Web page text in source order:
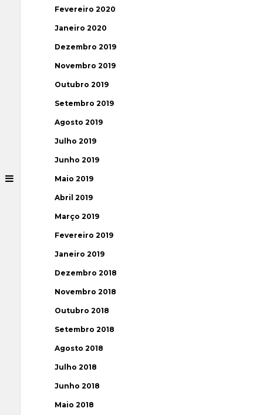
Fevereiro 2020
Janeiro 2020
Dezembro 2019
Novembro 2019
Outubro 2019
Setembro 2019
Agosto 2019
Julho 2019
Junho 2019
Maio 2019
Abril 2019
Março 2019
Fevereiro 2019
Janeiro 2019
Dezembro 2018
Novembro 2018
Outubro 2018
Setembro 2018
Agosto 2018
Julho 2018
Junho 2018
Maio 2018